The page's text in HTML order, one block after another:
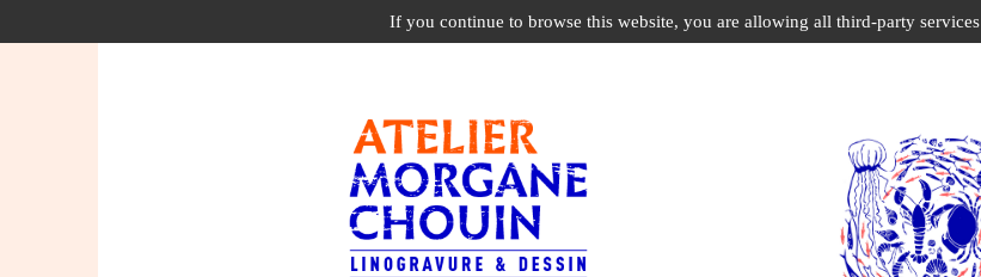
If you continue to browse this website, you are allowing all third-party services